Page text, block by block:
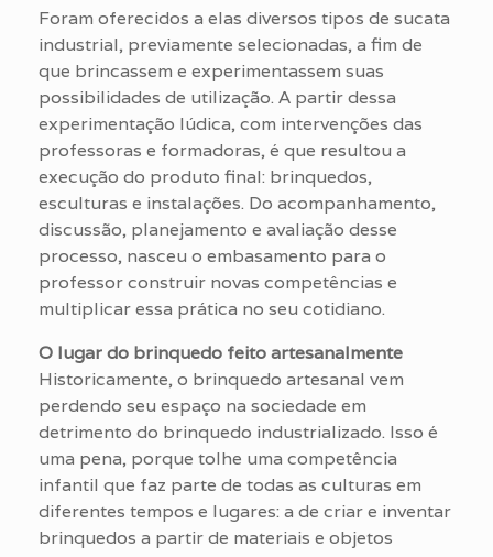
Foram oferecidos a elas diversos tipos de sucata
industrial, previamente selecionadas, a fim de
que brincassem e experimentassem suas
possibilidades de utilização. A partir dessa
experimentação lúdica, com intervenções das
professoras e formadoras, é que resultou a
execução do produto final: brinquedos,
esculturas e instalações. Do acompanhamento,
discussão, planejamento e avaliação desse
processo, nasceu o embasamento para o
professor construir novas competências e
multiplicar essa prática no seu cotidiano.
O lugar do brinquedo feito artesanalmente
Historicamente, o brinquedo artesanal vem
perdendo seu espaço na sociedade em
detrimento do brinquedo industrializado. Isso é
uma pena, porque tolhe uma competência
infantil que faz parte de todas as culturas em
diferentes tempos e lugares: a de criar e inventar
brinquedos a partir de materiais e objetos